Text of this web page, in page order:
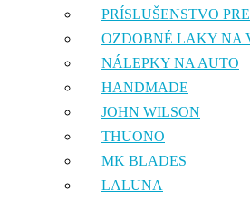
PRÍSLUŠENSTVO
OZDOBNÉ LAKY NA
NÁLEPKY NA AUTO
HANDMADE
JOHN WILSON
THUONO
MK BLADES
LALUNA